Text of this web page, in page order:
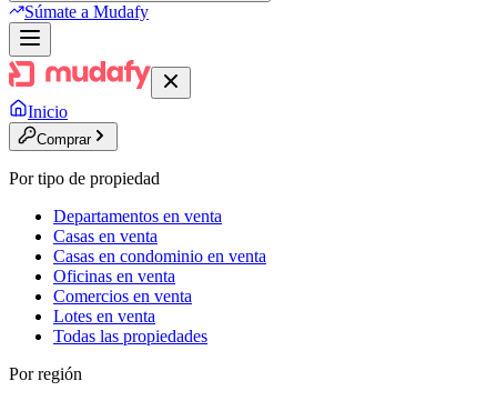
Súmate a Mudafy
Inicio
Comprar
Por tipo de propiedad
Departamentos en venta
Casas en venta
Casas en condominio en venta
Oficinas en venta
Comercios en venta
Lotes en venta
Todas las propiedades
Por región